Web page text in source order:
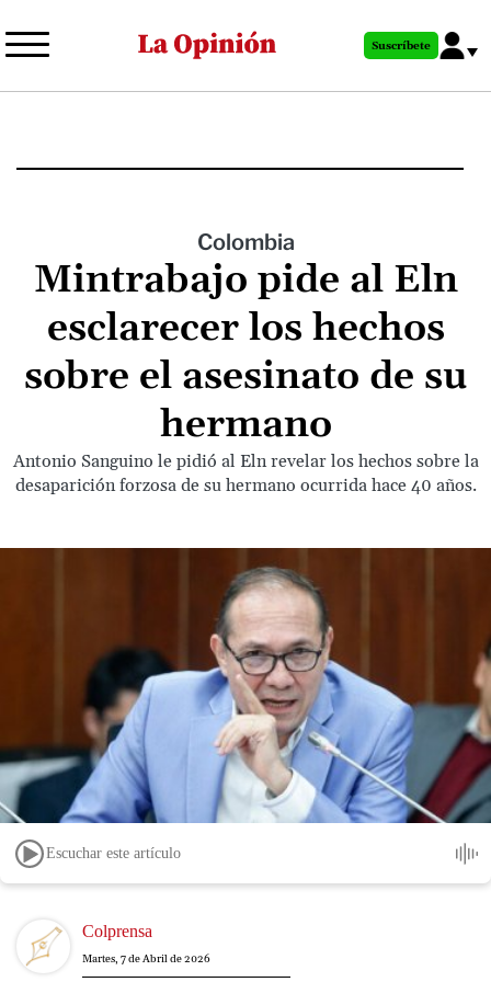
al
principal
Suscríbete
Colombia
Mintrabajo pide al Eln
esclarecer los hechos
sobre el asesinato de su
hermano
Antonio Sanguino le pidió al Eln revelar los hechos sobre la
desaparición forzosa de su hermano ocurrida hace 40 años.
Escuchar este artículo
Image Colprensa
Martes, 7 de Abril de 2026